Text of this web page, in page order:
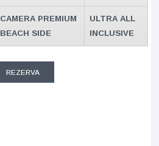
CAMERA PREMIUM
BEACH SIDE
ULTRA ALL
INCLUSIVE
REZERVA